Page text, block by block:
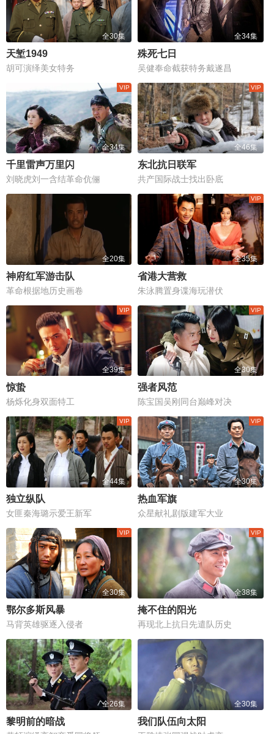
全30集
天堑1949
胡可演绎美女特务
全34集
殊死七日
吴健奉命截获特务戴遂昌
全34集
千里雷声万里闪
刘晓虎刘一含结革命伉俪
全46集
东北抗日联军
共产国际战士找出卧底
全20集
神府红军游击队
革命根据地历史画卷
全35集
省港大营救
朱泳腾置身谍海玩潜伏
全39集
惊蛰
杨烁化身双面特工
全30集
强者风范
陈宝国吴刚同台巅峰对决
全44集
独立纵队
女匪秦海璐示爱王新军
全30集
热血军旗
众星献礼剧版建军大业
全30集
鄂尔多斯风暴
马背英雄驱逐入侵者
全38集
掩不住的阳光
再现北上抗日先遣队历史
全26集
黎明前的暗战
全30集
我们队伍向太阳